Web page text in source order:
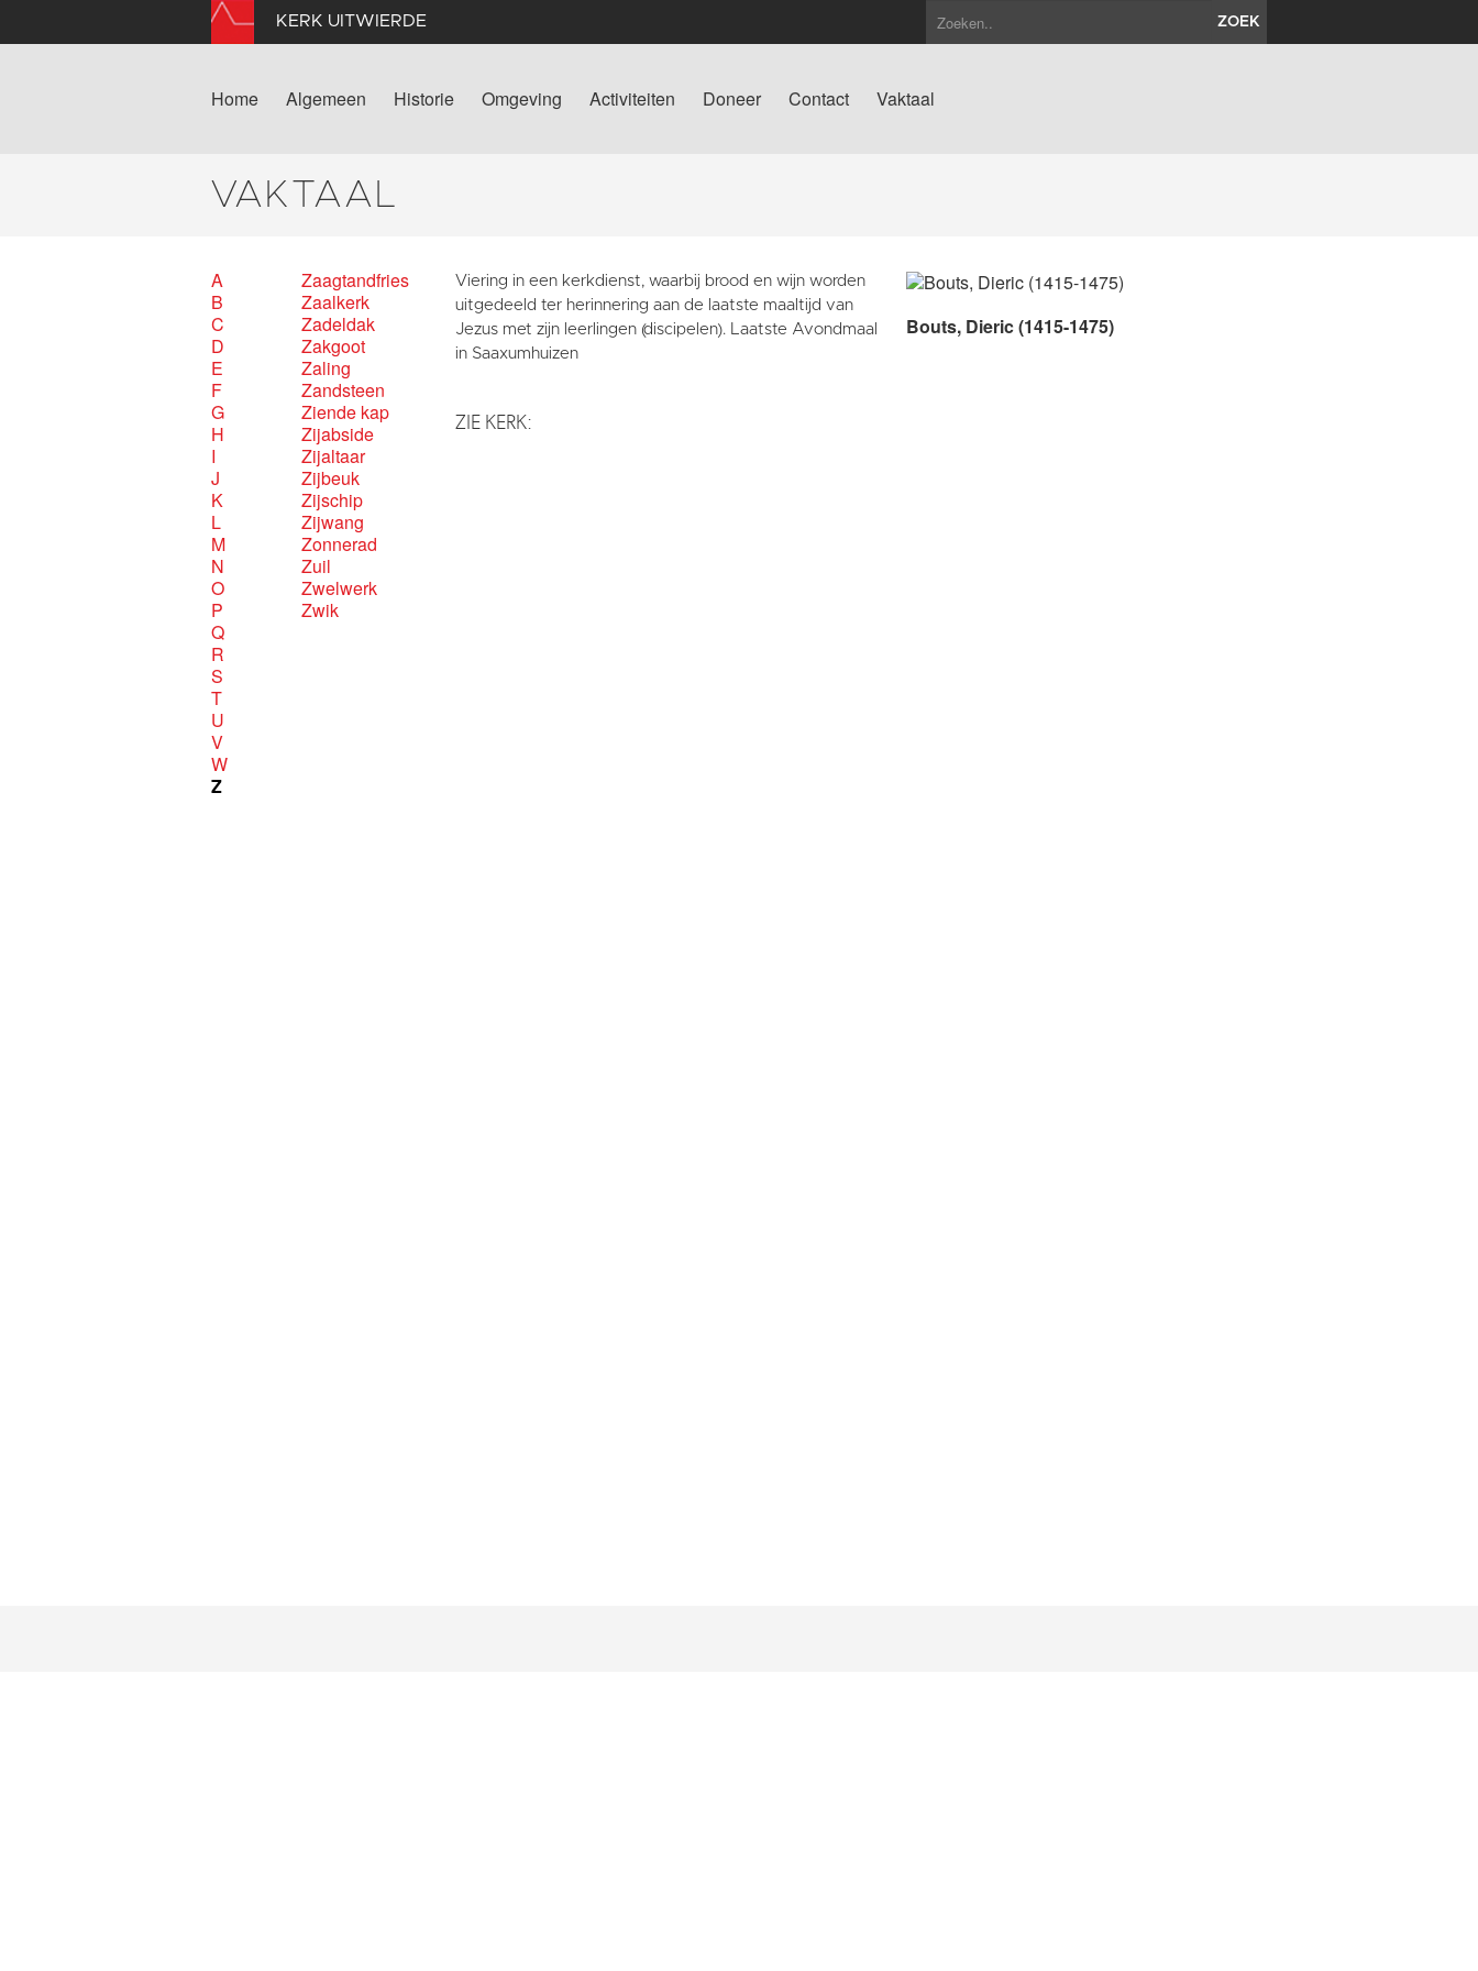
KERK UITWIERDE ZOEK
Home Algemeen Historie Omgeving Activiteiten Doneer Contact Vaktaal
VAKTAAL
A
B
C
D
E
F
G
H
I
J
K
L
M
N
O
P
Q
R
S
T
U
V
W
Z
Zaagtandfries
Zaalkerk
Zadeldak
Zakgoot
Zaling
Zandsteen
Ziende kap
Zijabside
Zijaltaar
Zijbeuk
Zijschip
Zijwang
Zonnerad
Zuil
Zwelwerk
Zwik
Viering in een kerkdienst, waarbij brood en wijn worden
uitgedeeld ter herinnering aan de laatste maaltijd van
Jezus met zijn leerlingen (discipelen). Laatste Avondmaal
in Saaxumhuizen
ZIE KERK:
Bouts, Dieric (1415-1475)